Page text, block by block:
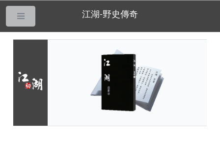
江湖-野史傳奇